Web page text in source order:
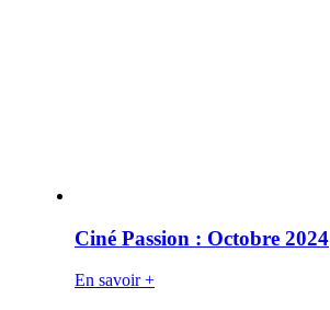
Ciné Passion : Octobre 2024
En savoir +